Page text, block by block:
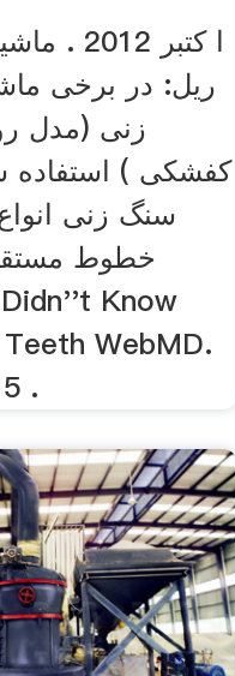
ریل: در برخی
زنی (مدل
کفشکی ) استفاده
سنگ زنی
Know
WebMD.
.